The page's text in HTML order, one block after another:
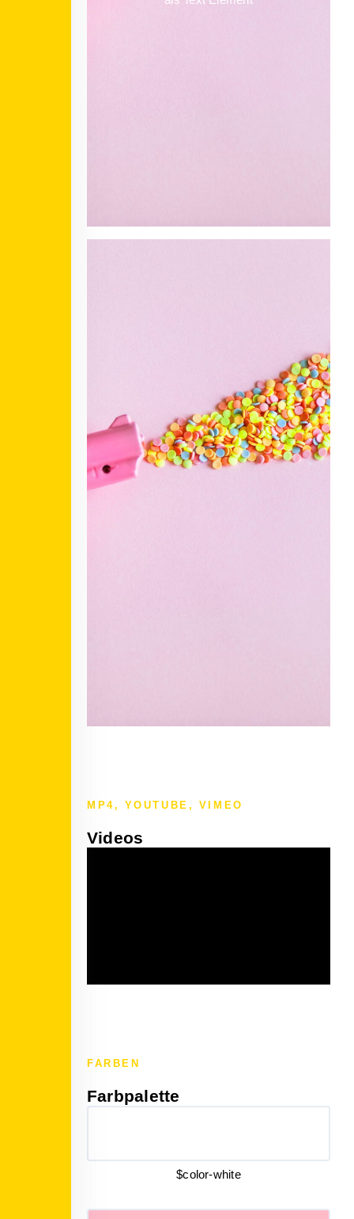
MP4, YOUTUBE, VIMEO
Videos
FARBEN
Farbpalette
$color-white